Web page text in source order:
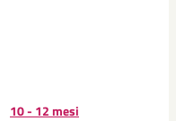
10 - 12 mesi